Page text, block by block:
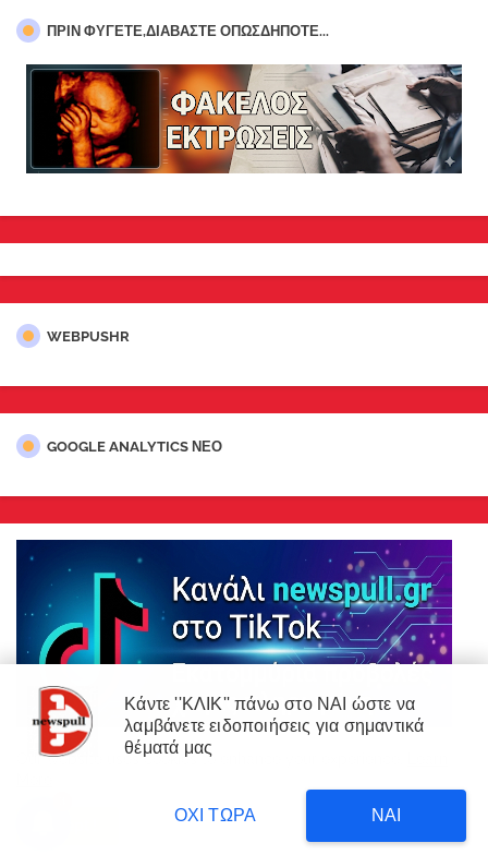
ΠΡΊΝ ΦΎΓΕΤΕ,ΔΙΑΒΆΣΤΕ ΟΠΩΣΔΉΠΟΤΕ...
WEBPUSHR
GOOGLE ANALYTICS ΝΕΟ
Our website uses cookies to enhance your experience.
Κάντε ''ΚΛΙΚ'' πάνω στο ΝΑΙ ώστε να
λαμβάνετε ειδοποιήσεις για σημαντικά
θέματά μας
ΝΑΙ
ΟΧΙ ΤΩΡΑ